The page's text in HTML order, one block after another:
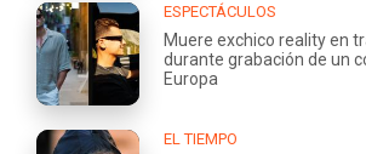
ESPECTÁCULOS
Muere exchico reality en
durante grabación de un
Europa
EL TIEMPO